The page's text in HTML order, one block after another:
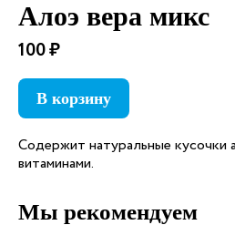
Алоэ вера микс
100 ₽
В корзину
Содержит натуральные кусочки
витаминами.
Мы рекомендуем